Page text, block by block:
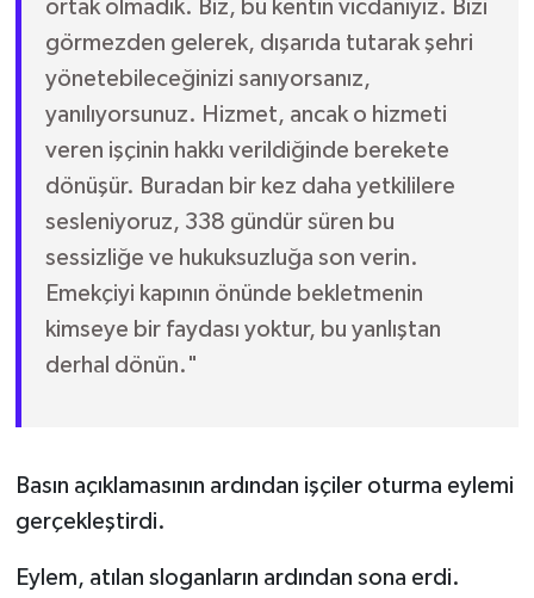
ortak olmadık. Biz, bu kentin vicdanıyız. Bizi
görmezden gelerek, dışarıda tutarak şehri
yönetebileceğinizi sanıyorsanız,
yanılıyorsunuz. Hizmet, ancak o hizmeti
veren işçinin hakkı verildiğinde berekete
dönüşür. Buradan bir kez daha yetkililere
sesleniyoruz, 338 gündür süren bu
sessizliğe ve hukuksuzluğa son verin.
Emekçiyi kapının önünde bekletmenin
kimseye bir faydası yoktur, bu yanlıştan
derhal dönün."
Basın açıklamasının ardından işçiler oturma eylemi
gerçekleştirdi.
Eylem, atılan sloganların ardından sona erdi.